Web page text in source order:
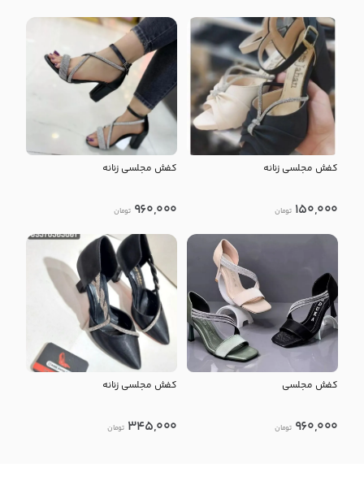
کفش مجلسی زنانه
150,000 تومان
کفش مجلسی زنانه
960,000 تومان
کفش مجلسی
960,000 تومان
کفش مجلسی زنانه
345,000 تومان